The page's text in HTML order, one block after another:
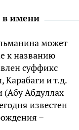
в имени
может
к названию
суффикс
Карабаги и т.д.
(Абу Абдуллах
известен
–